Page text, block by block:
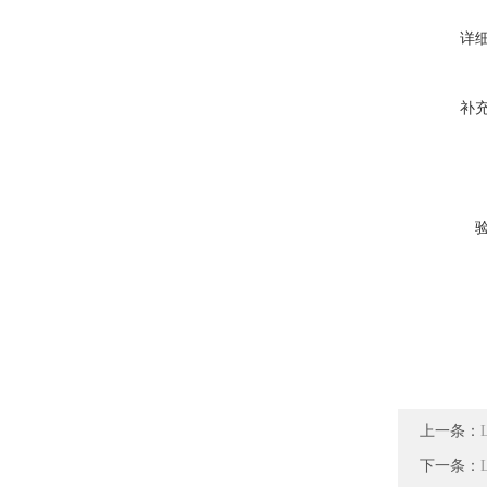
详
补
上一条：
下一条：